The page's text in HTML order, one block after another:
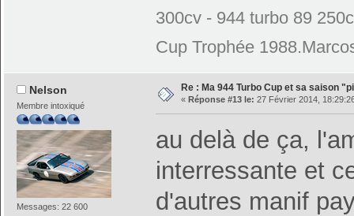
300cv - 944 turbo 89
Cup Trophée
Nelson
Membre intoxiqué
Messages: 22 600
Re : Ma 944 Turbo Cup et sa saison
« Réponse #13 le: 27 Février 2014,
au delà de ça,
interressante et
d'autres manif